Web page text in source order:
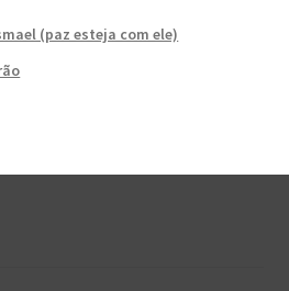
(paz esteja com ele)